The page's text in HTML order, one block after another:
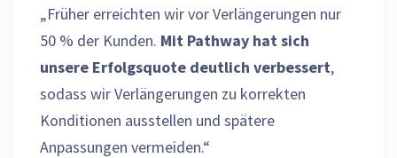
„Früher erreichten wir vor Verlängerungen nur
50 % der Kunden. Mit Pathway hat sich
unsere Erfolgsquote deutlich verbessert,
sodass wir Verlängerungen zu korrekten
Konditionen ausstellen und spätere
Anpassungen vermeiden.“